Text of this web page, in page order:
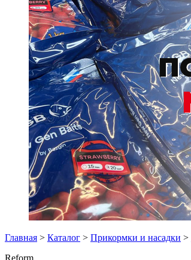
Главная > Каталог > Прикормки и насадки >
Reform